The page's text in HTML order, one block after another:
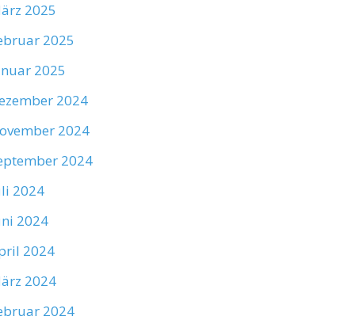
2025
2025
2025
2024
2024
2024
2024
2024
2024
2024
2024